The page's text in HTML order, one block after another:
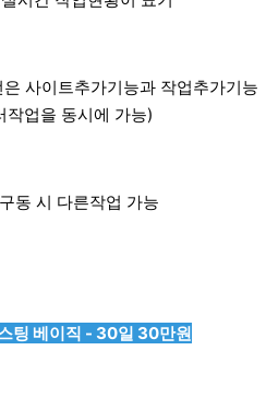
사이트추가기능과 작업추가기능
작업을 동시에 가능)
동 시 다른작업 가능
팅 베이직 - 30일 30만원